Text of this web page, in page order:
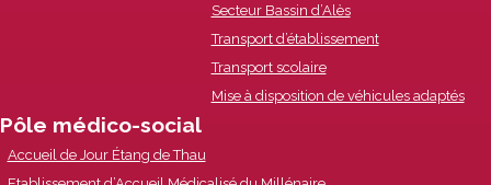
Secteur Bassin d’Alès
Transport d’établissement
Transport scolaire
Mise à disposition de véhicules adaptés
Pôle médico-social
Accueil de Jour Étang de Thau